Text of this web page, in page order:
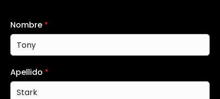
Nombre *
Apellido *